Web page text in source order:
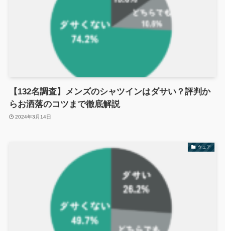
【132名調査】メンズのシャツインはダサい？評判か
らお洒落のコツまで徹底解説
2024年3月14日
ウェア